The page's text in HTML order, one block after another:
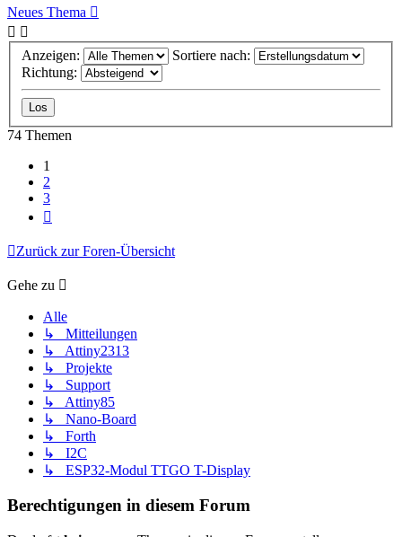
Neues Thema
Anzeigen:
Sortiere nach:
Richtung:
74 Themen
1
2
3
Zurück zur Foren-Übersicht
Gehe zu
Alle
↳ Mitteilungen
↳ Attiny2313
↳ Projekte
↳ Support
↳ Attiny85
↳ Nano-Board
↳ Forth
↳ I2C
↳ ESP32-Modul TTGO T-Display
Berechtigungen in diesem Forum